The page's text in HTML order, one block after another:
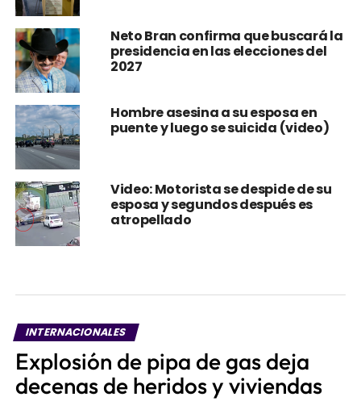
Neto Bran confirma que buscará la
presidencia en las elecciones del
2027
Hombre asesina a su esposa en
puente y luego se suicida (video)
Video: Motorista se despide de su
esposa y segundos después es
atropellado
INTERNACIONALES
Explosión de pipa de gas deja
decenas de heridos y viviendas